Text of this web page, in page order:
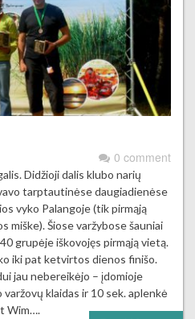
0 comment
Didžioji dalis klubo narių
tarptautinėse daugiadienėse
vyko Palangoje (tik pirmąją
miške). Šiose varžybose šauniai
grupėje iškovojęs pirmąją vietą.
iki pat ketvirtos dienos finišo.
jau nebereikėjo – įdomioje
klaidas ir 10 sek. aplenkė
Wim….